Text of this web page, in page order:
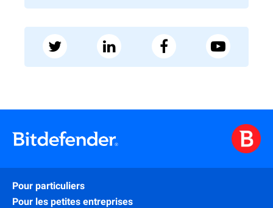
Pour particuliers
Pour les petites entreprises